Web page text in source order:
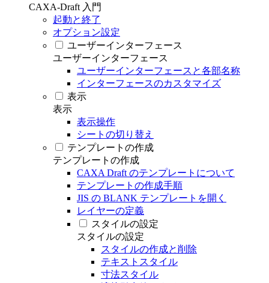
CAXA-Draft 入門
起動と終了
オプション設定
ユーザーインターフェース
ユーザーインターフェース
ユーザーインターフェースと各部名称
インターフェースのカスタマイズ
表示
表示
表示操作
シートの切り替え
テンプレートの作成
テンプレートの作成
CAXA Draft のテンプレートについて
テンプレートの作成手順
JIS の BLANK テンプレートを開く
レイヤーの定義
スタイルの設定
スタイルの設定
スタイルの作成と削除
テキストスタイル
寸法スタイル